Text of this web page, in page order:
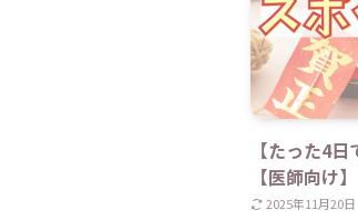
【たった4
【医師向け】
2025年11月20日